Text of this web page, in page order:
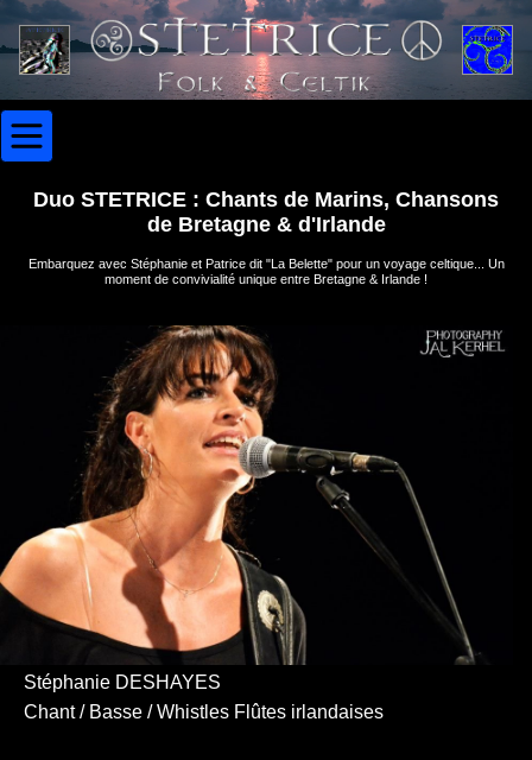
Duo STETRICE : Chants de Marins, Chansons
de Bretagne & d'Irlande
Embarquez avec Stéphanie et Patrice dit "La Belette" pour un voyage celtique... Un
moment de convivialité unique entre Bretagne & Irlande !
Stéphanie DESHAYES
Chant / Basse / Whistles Flûtes irlandaises